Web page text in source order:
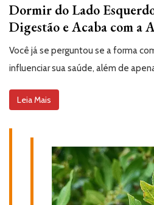
Dormir do Lado
Digestão e Acaba com a
Você já se perguntou se a forma
influenciar sua saúde, além de
Leia Mais